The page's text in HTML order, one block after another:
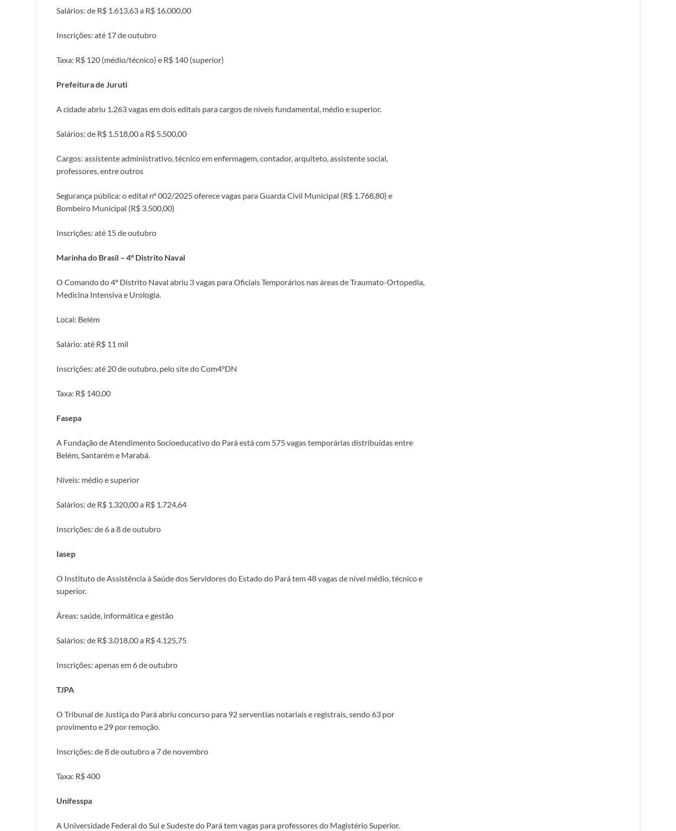
Salários: de R$ 1.613,63 a R$ 16.000,00
Inscrições: até 17 de outubro
Taxa: R$ 120 (médio/técnico) e R$ 140 (superior)
Prefeitura de Juruti
A cidade abriu 1.263 vagas em dois editais para cargos de níveis fundamental, médio e superior.
Salários: de R$ 1.518,00 a R$ 5.500,00
Cargos: assistente administrativo, técnico em enfermagem, contador, arquiteto, assistente social,
professores, entre outros
Segurança pública: o edital nº 002/2025 oferece vagas para Guarda Civil Municipal (R$ 1.768,80) e
Bombeiro Municipal (R$ 3.500,00)
Inscrições: até 15 de outubro
Marinha do Brasil – 4º Distrito Naval
O Comando do 4º Distrito Naval abriu 3 vagas para Oficiais Temporários nas áreas de Traumato-Ortopedia,
Medicina Intensiva e Urologia.
Local: Belém
Salário: até R$ 11 mil
Inscrições: até 20 de outubro, pelo site do Com4ºDN
Taxa: R$ 140,00
Fasepa
A Fundação de Atendimento Socioeducativo do Pará está com 575 vagas temporárias distribuídas entre
Belém, Santarém e Marabá.
Níveis: médio e superior
Salários: de R$ 1.320,00 a R$ 1.724,64
Inscrições: de 6 a 8 de outubro
Iasep
O Instituto de Assistência à Saúde dos Servidores do Estado do Pará tem 48 vagas de nível médio, técnico e
superior.
Áreas: saúde, informática e gestão
Salários: de R$ 3.018,00 a R$ 4.125,75
Inscrições: apenas em 6 de outubro
TJPA
O Tribunal de Justiça do Pará abriu concurso para 92 serventias notariais e registrais, sendo 63 por
provimento e 29 por remoção.
Inscrições: de 8 de outubro a 7 de novembro
Taxa: R$ 400
Unifesspa
A Universidade Federal do Sul e Sudeste do Pará tem vagas para professores do Magistério Superior.